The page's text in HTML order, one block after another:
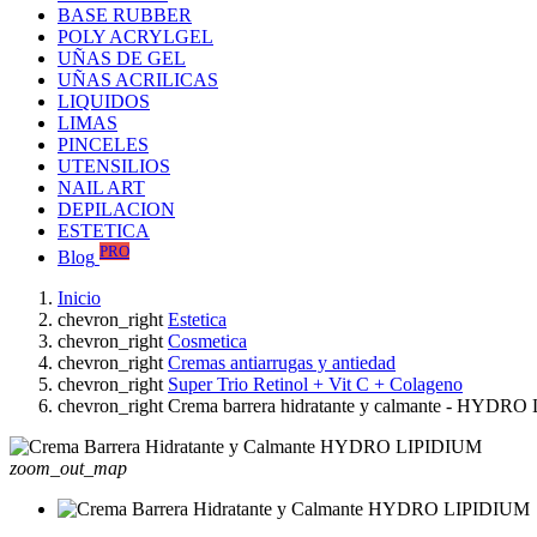
BASE RUBBER
POLY ACRYLGEL
UÑAS DE GEL
UÑAS ACRILICAS
LIQUIDOS
LIMAS
PINCELES
UTENSILIOS
NAIL ART
DEPILACION
ESTETICA
Blog PRO
Inicio
chevron_right Estetica
chevron_right Cosmetica
chevron_right Cremas antiarrugas y antiedad
chevron_right Super Trio Retinol + Vit C + Colageno
chevron_right Crema barrera hidratante y calmante -
zoom_out_map